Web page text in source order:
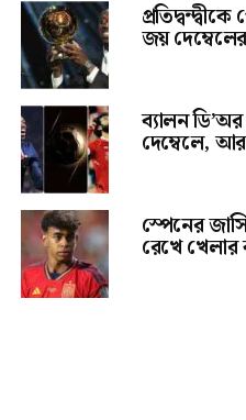
জয় দেম্বেলের
ব্যালন
দেম্বেলে,
স্পেনের
রেখে খেলার